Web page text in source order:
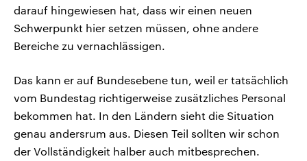
darauf hingewiesen hat, dass wir einen neuen
Schwerpunkt hier setzen müssen, ohne andere
Bereiche zu vernachlässigen.
Das kann er auf Bundesebene tun, weil er tatsächlich
vom Bundestag richtigerweise zusätzliches Personal
bekommen hat. In den Ländern sieht die Situation
genau andersrum aus. Diesen Teil sollten wir schon
der Vollständigkeit halber auch mitbesprechen.